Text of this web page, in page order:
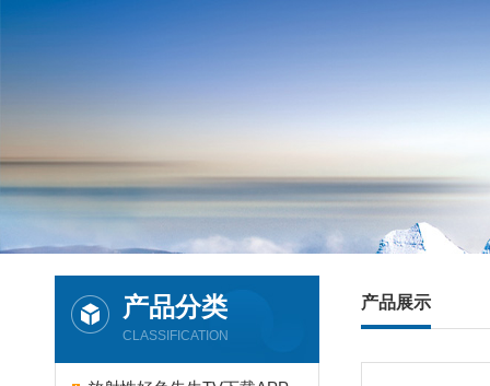
产品分类
CLASSIFICATION
产品展示